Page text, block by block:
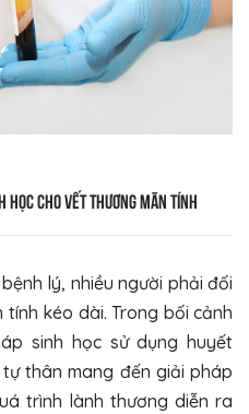
học cho vết thương mãn tính
lý, nhiều người phải đối
kéo dài. Trong bối cảnh
sinh học sử dụng huyết
thân mang đến giải pháp
trình lành thương diễn ra